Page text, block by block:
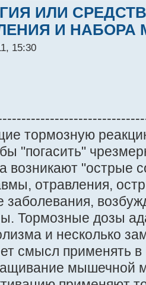
ИЛИ
И НАБОРА
15:30
тормозную
"погасить"
возникают "острые
отравления,
заболевания,
Тормозные дозы
и несколько
смысл применять
мышечной